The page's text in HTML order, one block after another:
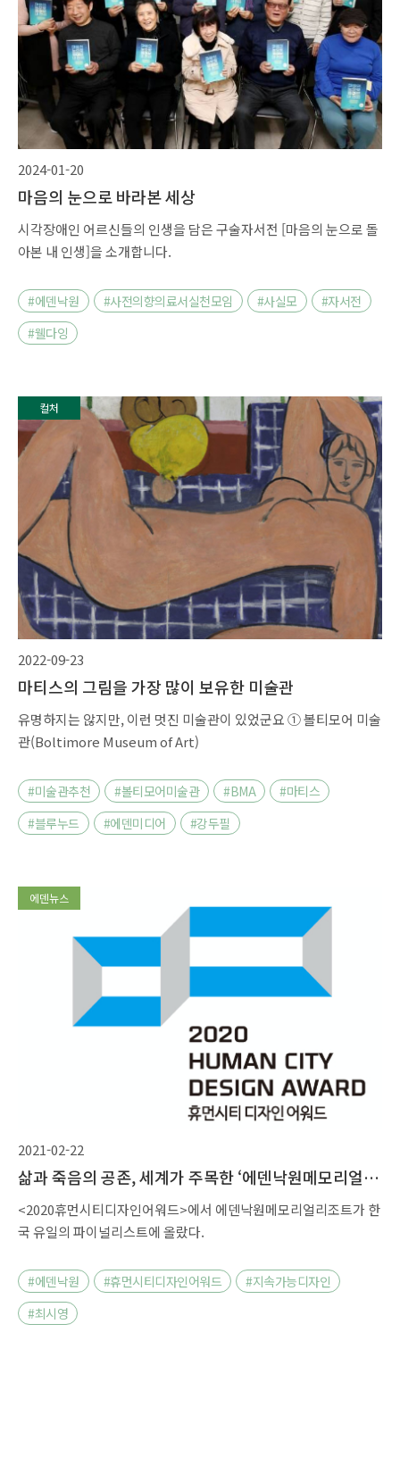
2024-01-20
마음의 눈으로 바라본 세상
시각장애인 어르신들의 인생을 담은 구술자서전 [마음의 눈으로 돌
아본 내 인생]을 소개합니다.
#에덴낙원 #사전의향의료서실천모임 #사실모
#자서전
#웰다잉
컬처
2022-09-23
마티스의 그림을 가장 많이 보유한 미술관
유명하지는 않지만, 이런 멋진 미술관이 있었군요 ① 볼티모어 미술
관(Boltimore Museum of Art)
#미술관추천 #볼티모어미술관 #BMA
#마티스
#블루누드
#에덴미디어 #강두필
에덴뉴스
2021-02-22
삶과 죽음의 공존, 세계가 주목한 ‘에덴낙원메모리얼리
조트’
<2020휴먼시티디자인어워드>에서 에덴낙원메모리얼리조트가 한
국 유일의 파이널리스트에 올랐다.
#에덴낙원 #휴먼시티디자인어워드
#지속가능디자인
#최시영